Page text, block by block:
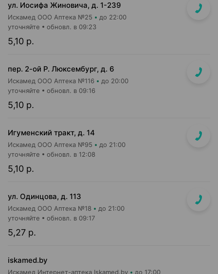
ул. Иосифа Жиновича, д. 1-239
Искамед ООО Аптека №25 до 22:00
5,10 р.
уточняйте обновл. в 09:23
пер. 2-ой Р. Люксембург, д. 6
Искамед ООО Аптека №116 до 20:00
5,10 р.
уточняйте обновл. в 09:16
Игуменский тракт, д. 14
Искамед ООО Аптека №95 до 21:00
5,10 р.
уточняйте обновл. в 12:08
ул. Одинцова, д. 113
Искамед ООО Аптека №18 до 21:00
5,27 р.
уточняйте обновл. в 09:17
iskamed.by
Искамед Интернет-аптека Iskamed.by до 17:00